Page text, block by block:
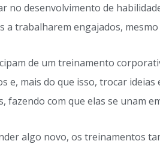
no desenvolvimento de
a trabalharem engajados,
de um treinamento
e, mais do que isso, trocar
fazendo com que elas se unam
algo novo, os treinamentos